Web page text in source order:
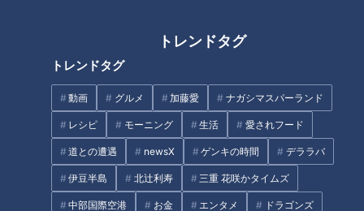
トレンドタグ
トレンドタグ
動画 グルメ 加藤愛 ナガシマスパーランド
レシピ モーニング 生活 愛されフード
道との遭遇 newsX ゲンキの時間 デララバ
伊豆半島 北辻利寿 三重 花咲かタイムズ
中部国際空港 お金 エンタメ ドラゴンズ
ここ一番での勝負強さが魅力の長距離バッター。日本代表のポ
イントゲッター下山絵里選手。
今回はこの3選手に、ソフトボール未経験の中村彩賀アナウン
サーがプレーを体験させてもらいつつ、その楽しさ・魅力に迫
ドラゴンズ･松山晋也ばりの剛速球!?